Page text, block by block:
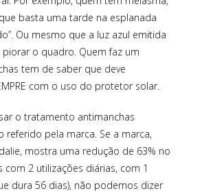
basta uma tarde na esplanada
Ou mesmo que a luz azul emitida
o quadro. Quem faz um
tem de saber que deve
com o uso do protetor solar.
o tratamento antimanchas
referido pela marca. Se a marca,
mostra uma redução de 63% no
2 utilizações diárias, com 1
dura 56 dias), não podemos dizer